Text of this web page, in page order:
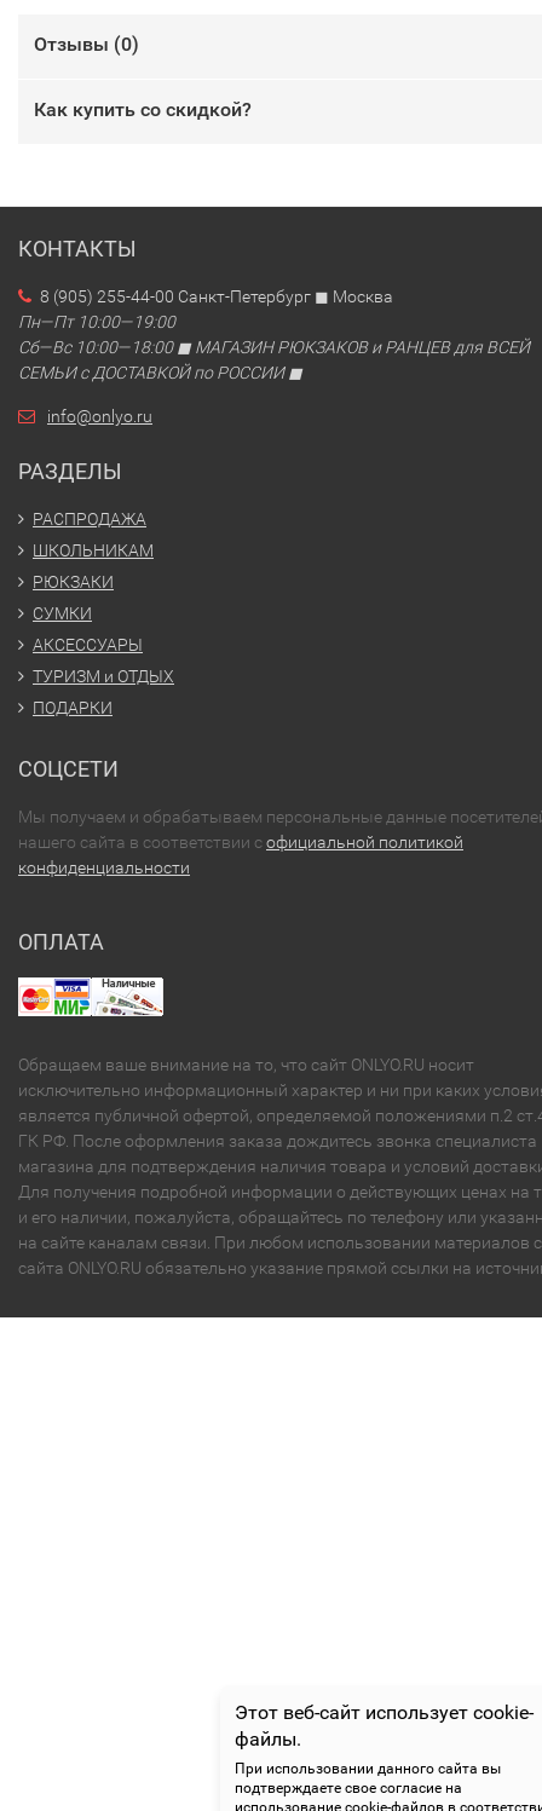
Этот веб-сайт использует cookie-
файлы.
При использовании данного сайта вы
подтверждаете свое согласие на
использование cookie-файлов в
Отзывы (0)
Как купить со скидкой?
КОНТАКТЫ
8 (905) 255-44-00 Санкт-Петербург ◼ Москва
Пн—Пт 10:00—19:00
Сб—Вс 10:00—18:00 ◼ МАГАЗИН РЮКЗАКОВ и РАНЦЕВ для ВСЕЙ
СЕМЬИ с ДОСТАВКОЙ по РОССИИ ◼
info@onlyo.ru
РАЗДЕЛЫ
РАСПРОДАЖА
ШКОЛЬНИКАМ
РЮКЗАКИ
СУМКИ
АКСЕССУАРЫ
ТУРИЗМ и ОТДЫХ
ПОДАРКИ
СОЦСЕТИ
Мы получаем и обрабатываем персональные данные
нашего сайта в соответствии софициальной политикой
конфиденциальности
ОПЛАТА
Обращаем ваше внимание на то, что сайт ONLYO.RU носит
исключительно информационный характер и ни при каких
является публичной офертой, определяемой положениями п.2
ГК РФ. После оформления заказа дождитесь звонка специалиста
магазина для подтверждения наличия товара и условий
Для получения подробной информации о действующих ценах на
и его наличии, пожалуйста, обращайтесь по телефону или
на сайте каналам связи. При любом использовании материалов с
сайта ONLYO.RU обязательно указание прямой ссылки на